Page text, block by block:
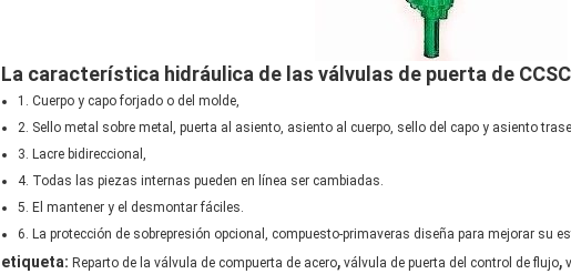
La característica hidráulica de las válvulas de puerta de
1. Cuerpo y capo forjado o del molde,
2. Sello metal sobre metal, puerta al asiento, asiento al cuerpo, sello del capo y asiento
3. Lacre bidireccional,
4. Todas las piezas internas pueden en línea ser cambiadas.
5. El mantener y el desmontar fáciles.
6. La protección de sobrepresión opcional, compuesto-primaveras diseña para mejorar su
etiqueta: Reparto de la válvula de compuerta de acero, válvula de puerta del control de flujo,